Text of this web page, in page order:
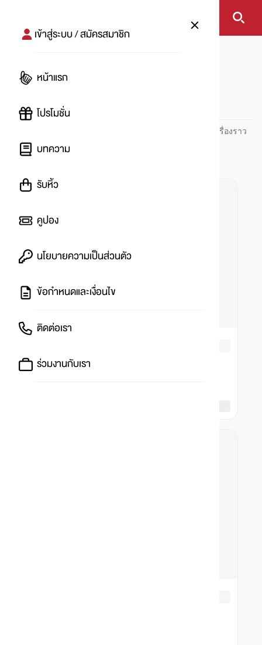
เข้าสู่ระบบ / สมัครสมาชิก
หน้าแรก
โปรโมชั่น
บทความ
รับหิ้ว
คูปอง
นโยบายความเป็นส่วนตัว
ข้อกำหนดและเงื่อนไข
ติดต่อเรา
ร่วมงานกับเรา
#
ปันโปร PUNPRO ที่ 1 ด้านโปรโมชัน อัปเดตและติดตามทุกเรื่องราว
โปรโมชัน